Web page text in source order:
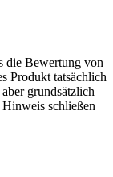
die Bewertung von
Produkt tatsächlich
grundsätzlich
Hinweis schließen